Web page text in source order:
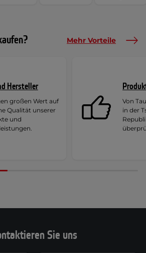
Mehr Vorteile
Hersteller
großen Wert auf
Qualität unserer
und
Von
in der
Sie uns